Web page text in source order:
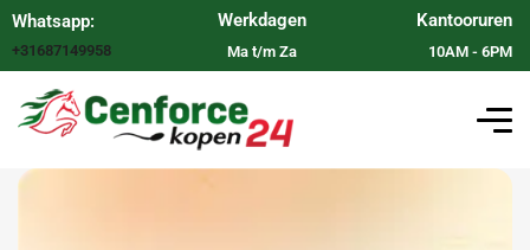
Whatsapp:
+31687149958
Werkdagen
Ma t/m Za
Kantooruren
10AM - 6PM